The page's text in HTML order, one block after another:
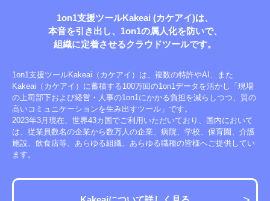
1on1支援ツールKakeai (カケアイ)は、
本音を引き出し、1on1の属人化を防いで、
組織に定着させるクラウドツールです。
1on1支援ツールKakeai（カケアイ）は、複数の特許やAI、また
Kakeai（カケアイ）に蓄積する100万回の1on1データを活かし「現場
の上司部下および経営・人事の1on1にかかる負担を減らしつつ、質の
高いコミュニケーションを生み出すツール」です。
2023年3月現在、世界43カ国でご利用いただいており、国内において
は、従業員数名の企業から数万人の企業、病院、学校、保育園、介護
施設、飲食店等、あらゆる組織、あらゆる職種の皆様へご提供してい
ます。